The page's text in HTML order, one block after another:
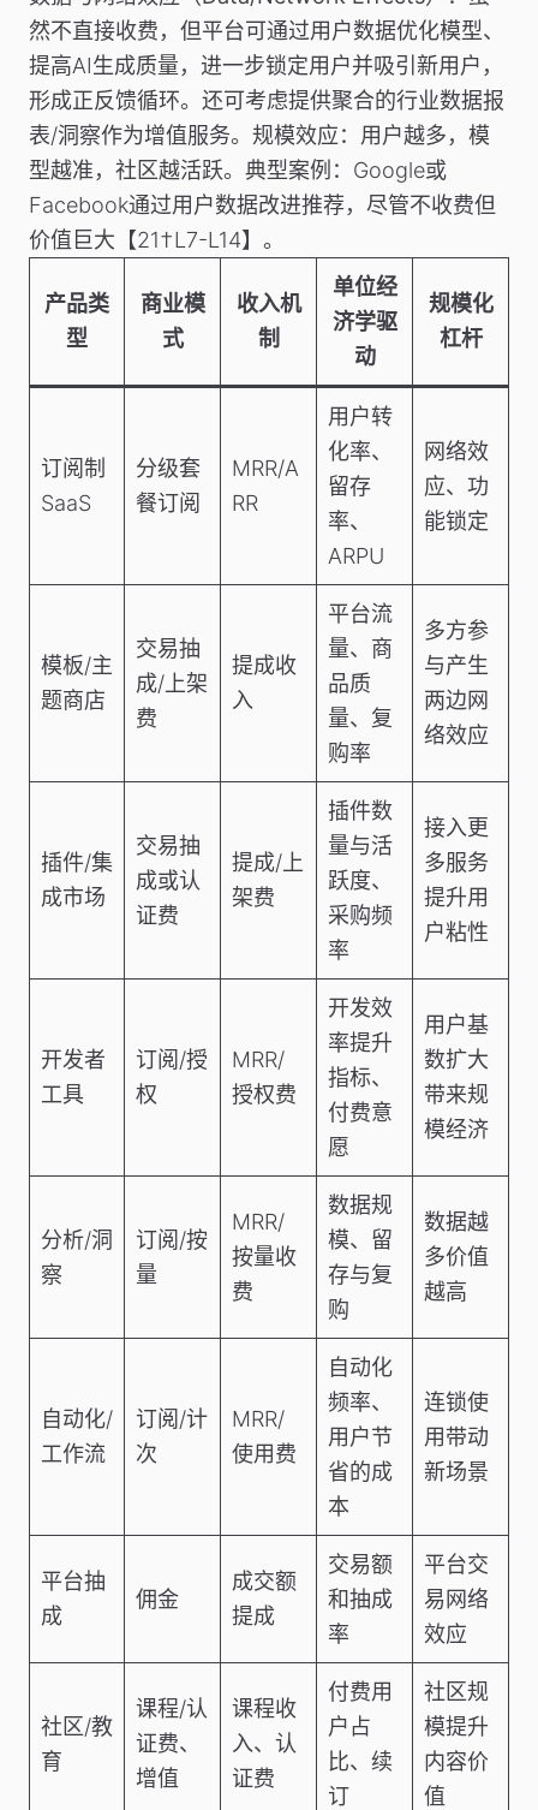
然不直接收费，但平台可通过用户数据优化模型、
提高AI生成质量，进一步锁定用户并吸引新用户，
形成正反馈循环。还可考虑提供聚合的行业数据报
表/洞察作为增值服务。规模效应：用户越多，模
型越准，社区越活跃。典型案例：Google或
Facebook通过用户数据改进推荐，尽管不收费但
价值巨大【21†L7-L14】。
产品类
型
商业模
式
收入机
制
单位经
济学驱
动
规模化
杠杆
订阅制
SaaS
分级套
餐订阅
MRR/A
RR
用户转
化率、
留存
率、
ARPU
网络效
应、功
能锁定
模板/主
题商店
交易抽
成/上架
费
提成收
入
平台流
量、商
品质
量、复
购率
多方参
与产生
两边网
络效应
插件/集
成市场
交易抽
成或认
证费
提成/上
架费
插件数
量与活
跃度、
采购频
率
接入更
多服务
提升用
户粘性
开发者
工具
订阅/授
权
MRR/
授权费
开发效
率提升
指标、
付费意
愿
用户基
数扩大
带来规
模经济
分析/洞
察
订阅/按
量
MRR/
按量收
费
数据规
模、留
存与复
购
数据越
多价值
越高
自动化/
工作流
订阅/计
次
MRR/
使用费
自动化
频率、
用户节
省的成
本
连锁使
用带动
新场景
平台抽
成
佣金
成交额
提成
交易额
和抽成
率
平台交
易网络
效应
社区/教
育
课程/认
证费、
增值
课程收
入、认
证费
付费用
户占
比、续
订
社区规
模提升
内容价
值